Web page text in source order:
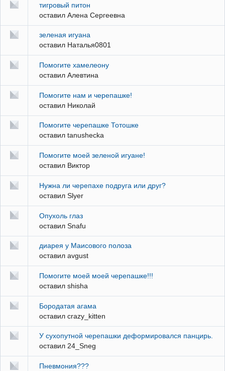
тигровый питон
оставил Алена Сергеевна
зеленая игуана
оставил Наталья0801
Помогите хамелеону
оставил Алевтина
Помогите нам и черепашке!
оставил Николай
Помогите черепашке Тотошке
оставил tanushecka
Помогите моей зеленой игуане!
оставил Виктор
Нужна ли черепахе подруга или друг?
оставил Slyer
Опухоль глаз
оставил Snafu
диарея у Маисового полоза
оставил avgust
Помогите моей моей черепашке!!!
оставил shisha
Бородатая агама
оставил crazy_kitten
У сухопутной черепашки деформировался панцирь.
оставил 24_Sneg
Пневмония???